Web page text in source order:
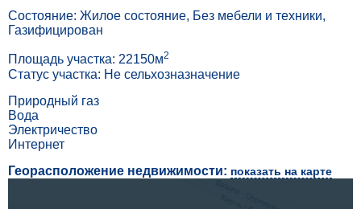
Состояние: Жилое состояние, Без мебели и техники,
Газифицирован
Площадь участка: 22150м2
Статус участка: Не сельхозназначение
Природный газ
Вода
Электричество
Интернет
Георасположение недвижимости: показать на карте